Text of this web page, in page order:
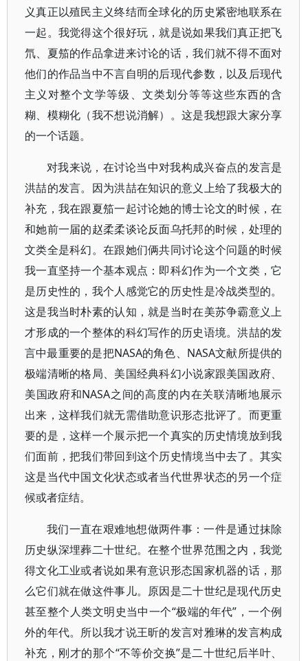
义真正以殖民主义终结而全球化的历史紧密地联系在
一起。我觉得这个很好玩，就是说如果我们真正把飞
氘、夏笳的作品拿进来讨论的话，我们就不得不面对
他们的作品当中不言自明的后现代参数，以及后现代
主义对整个文学等级、文类划分等等这些东西的含
糊、模糊化（我不想说消解）。这是我想跟大家分享
的一个话题。
对我来说，在讨论当中对我构成兴奋点的发言是
洪喆的发言。因为洪喆在知识的意义上给了我极大的
补充，我在跟夏笳一起讨论她的博士论文的时候，在
和她前一届的赵柔柔谈论反面乌托邦的时候，处理的
文类全是科幻。在跟她们俩共同讨论这个问题的时候
我一直坚持一个基本观点：即科幻作为一个文类，它
是历史性的，我个人感觉它的历史性是冷战类型的。
这是我当时朴素的认知，就是当时在美苏争霸意义上
才形成的一个整体的科幻写作的历史语境。洪喆的发
言中最重要的是把NASA的角色、NASA文献所提供的
极端清晰的格局、美国经典科幻小说家跟美国政府、
美国政府和NASA之间的高度的内在关联清晰地展示
出来，这样我们就无需借助意识形态批评了。而更重
要的是，这样一个展示把一个真实的历史情境放到我
们面前，把我们带回到这个历史情境当中去了。其实
这是当代中国文化状态或者当代世界状态的另一个症
候或者症结。
我们一直在艰难地想做两件事：一件是通过抹除
历史纵深埋葬二十世纪。在整个世界范围之内，我觉
得文化工业或者说如果有意识形态国家机器的话，那
么它们就在做这件事儿。原因是二十世纪是现代历史
甚至整个人类文明史当中一个“极端的年代”，一个例
外的年代。所以我才说王昕的发言对雅琳的发言构成
补充，刚才的那个“不等价交换”是二十世纪后半叶、